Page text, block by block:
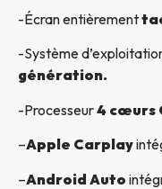
-Écran entièrement
-Système
génération.
-Processeur4 cœurs
–Apple Carplay
–Android Auto